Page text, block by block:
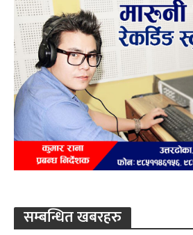
सम्बन्धित खबरहरु